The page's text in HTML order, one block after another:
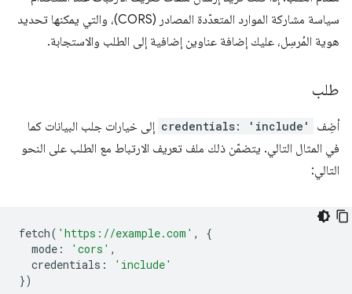
سياسة مشاركة الموارد المتعدّدة المصادر (CORS)، والتي يمكنها تحديد
هوية المُرسِل، عليك إضافة عناوين إضافية إلى الطلب والاستجابة.
طلب
أضِف credentials: 'include' إلى خيارات جلب البيانات كما
في المثال التالي. يتضمّن ذلك ملف تعريف الارتباط مع الطلب على النحو
التالي:
fetch( 'https://example.com' ,
{
mode : 'cors' ,
credentials :
'include'
})